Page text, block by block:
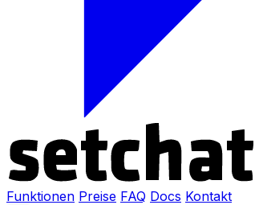
Funktionen Preise FAQ Docs Kontakt